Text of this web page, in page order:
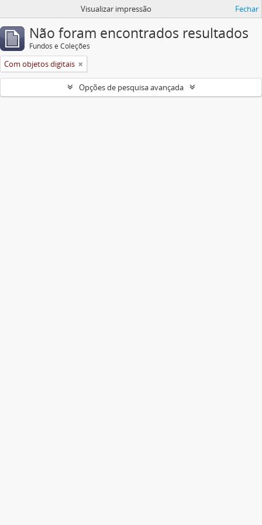
Visualizar impressão Fechar
Não foram encontrados resultados
Fundos e Coleções
Com objetos digitais
Opções de pesquisa avançada